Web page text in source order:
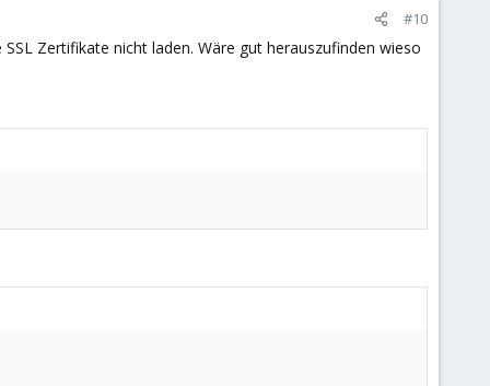
#10
Zertifikate nicht laden. Wäre gut herauszufinden wieso